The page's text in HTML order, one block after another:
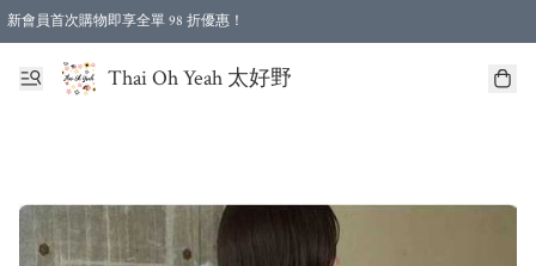
新會員首次購物即享全單 98 折優惠！
特選會員可享全單低至 96 折優惠！
Thai Oh Yeah 太好野